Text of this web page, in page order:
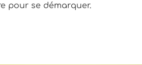
pour se démarquer.